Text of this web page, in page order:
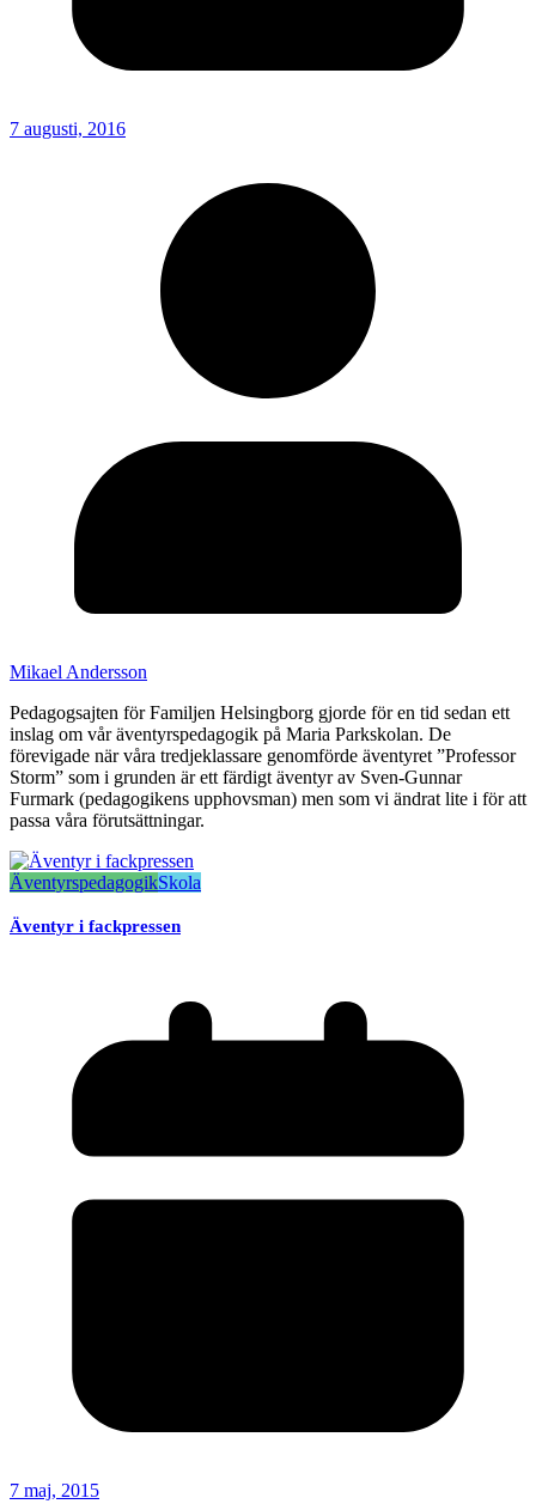
7 augusti, 2016
Mikael Andersson
Pedagogsajten för Familjen Helsingborg gjorde för en tid sedan ett
inslag om vår äventyrspedagogik på Maria Parkskolan. De
förevigade när våra tredjeklassare genomförde äventyret ”Professor
Storm” som i grunden är ett färdigt äventyr av Sven-Gunnar
Furmark (pedagogikens upphovsman) men som vi ändrat lite i för att
passa våra förutsättningar.
ÄventyrspedagogikSkola
Äventyr i fackpressen
7 maj, 2015